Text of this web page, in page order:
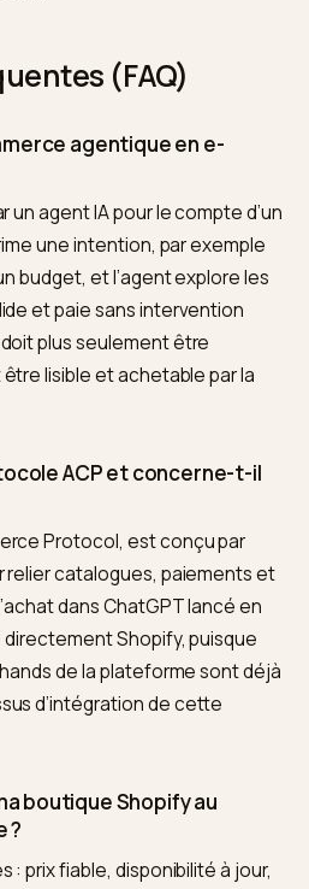
un agent IA d’ici
recoupe largement le
flux synchronisé, entité de
à rester le commerçant de
pour garder la relation
conditions de vente. Pour
prêt à être lu et acheté par
à mesure que l’achat
Shopify et signale les écarts
(FAQ)
agentique en e-
une intention, par
un budget, et l’agent explore
et paie sans intervention